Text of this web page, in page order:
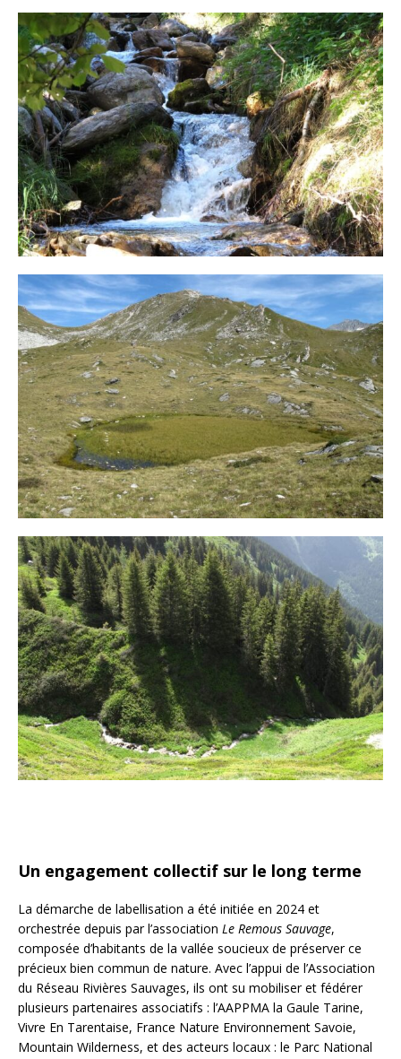
Un engagement collectif sur le long terme
La démarche de labellisation a été initiée en 2024 et
orchestrée depuis par l’association Le Remous Sauvage,
composée d’habitants de la vallée soucieux de préserver ce
précieux bien commun de nature. Avec l’appui de l’Association
du Réseau Rivières Sauvages, ils ont su mobiliser et fédérer
plusieurs partenaires associatifs : l’AAPPMA la Gaule Tarine,
Vivre En Tarentaise, France Nature Environnement Savoie,
Mountain Wilderness, et des acteurs locaux : le Parc National